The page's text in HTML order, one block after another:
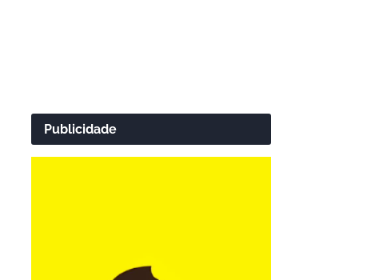
Publicidade